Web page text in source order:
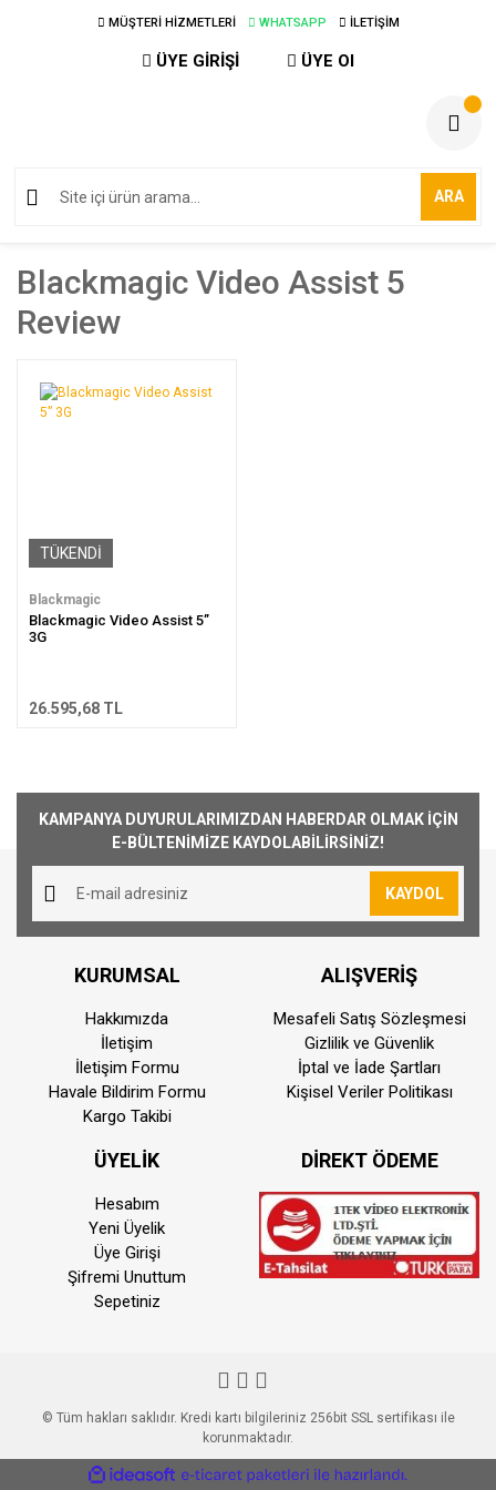
MÜŞTERİ HİZMETLERİ WHATSAPP İLETİŞİM
ÜYE GİRİŞİ ÜYE Ol
ARA
Blackmagic Video Assist 5
Review
TÜKENDİ
Blackmagic
Blackmagic Video Assist 5”
3G
26.595,68 TL
KAMPANYA DUYURULARIMIZDAN HABERDAR OLMAK İÇİN
E-BÜLTENİMİZE KAYDOLABİLİRSİNİZ!
KAYDOL
KURUMSAL
Hakkımızda
İletişim
İletişim Formu
Havale Bildirim Formu
Kargo Takibi
ALIŞVERİŞ
Mesafeli Satış Sözleşmesi
Gizlilik ve Güvenlik
İptal ve İade Şartları
Kişisel Veriler Politikası
ÜYELİK
Hesabım
Yeni Üyelik
Üye Girişi
Şifremi Unuttum
Sepetiniz
DİREKT ÖDEME
© Tüm hakları saklıdır. Kredi kartı bilgileriniz 256bit SSL sertifikası ile
korunmaktadır.
ideasoft
e-